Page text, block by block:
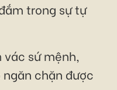
trong sự tự
vác sứ mệnh,
chặn được